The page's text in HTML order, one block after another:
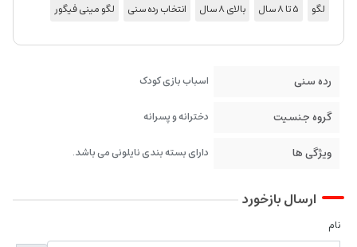
لگو
5 تا 8 سال بالای 8 سال انتخاب رده سنی لگو مینی فیگور
رده سنی اسباب بازی کودک
گروه جنسیت دخترانه و پسرانه
ویژگی ها دارای بسته بندی نایلونی می باشد.
ارسال بازخورد
نام